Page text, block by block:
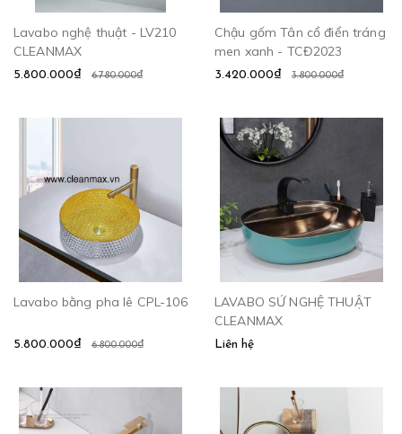
Lavabo nghệ thuật - LV210
CLEANMAX
5.800.000₫ 6.780.000₫
Chậu gốm Tân cổ điển tráng
men xanh - TCĐ2023
3.420.000₫ 3.800.000₫
Lavabo bằng pha lê CPL-106
5.800.000₫ 6.800.000₫
LAVABO SỨ NGHỆ THUẬT
CLEANMAX
Liên hệ